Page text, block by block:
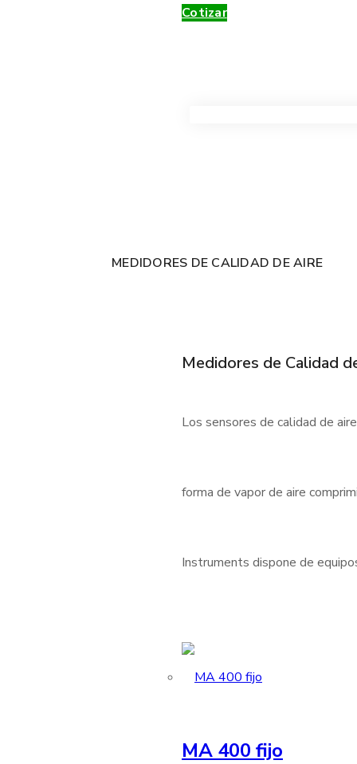
Cotizar
MEDIDORES DE CALIDAD DE AIRE
Medidores de Calidad
Los sensores de calidad de
forma de vapor de aire
Instruments dispone de
MA 400 fijo